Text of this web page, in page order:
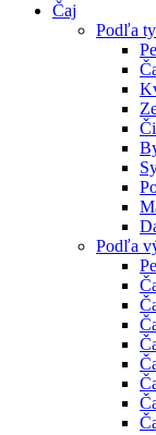
Čaj
Podľa
Podľa